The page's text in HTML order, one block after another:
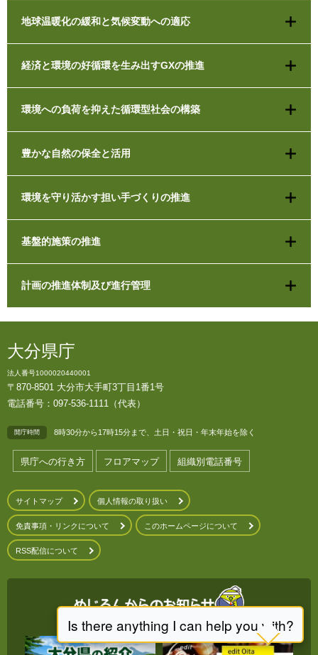
地球温暖化の緩和と気候変動への適応
経済と環境の好循環を生み出すGXの推進
環境への負荷を抑えた循環型社会の構築
豊かな自然の保全と活用
環境を守り活かす担い手づくりの推進
基盤的施策の推進
計画の推進体制及び進行管理
大分県庁
法人番号1000020440001
〒870-8501 大分市大手町3丁目1番1号
電話番号：097-536-1111（代表）
開庁時間 8時30分から17時15分まで、土日・祝日・年末年始を除く
県庁への行き方 フロアマップ 組織別電話番号
サイトマップ 個人情報の取り扱い
免責事項・リンクについて このホームページについて
RSS配信について